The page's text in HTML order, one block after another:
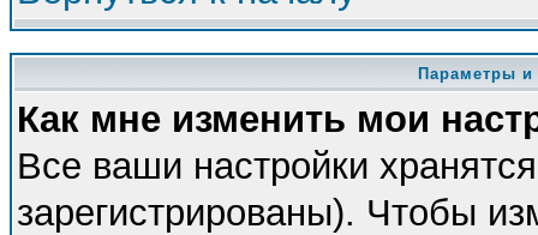
Параметры и
Как мне изменить мои
Все ваши настройки
зарегистрированы). Чтобы